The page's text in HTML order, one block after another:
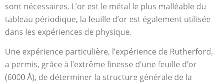
sont nécessaires. L’or est le métal le plus malléable du
tableau périodique, la feuille d’or est également utilisée
dans les expériences de physique.
Une expérience particulière, l’expérience de Rutherford,
a permis, grâce à l’extrême finesse d’une feuille d’or
(6000 Å), de déterminer la structure générale de la